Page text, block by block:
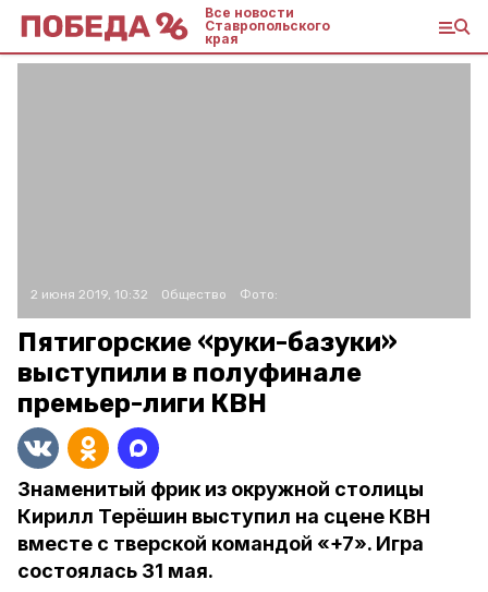
Все новости
Ставропольского
края
2 июня 2019, 10:32 Общество Фото:
Пятигорские «руки-базуки»
выступили в полуфинале
премьер-лиги КВН
Знаменитый фрик из окружной столицы
Кирилл Терёшин выступил на сцене КВН
вместе с тверской командой «+7». Игра
состоялась 31 мая.